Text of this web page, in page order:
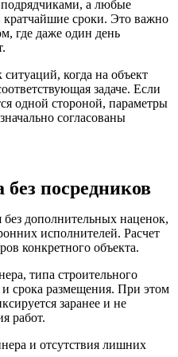
а любые
кратчайшие сроки. Это важно
где даже один день
когда на объект
задаче. Если
одной стороной, параметры
согласованы
посредников
дополнительных наценок,
исполнителей. Расчет
конкретного объекта.
типа строительного
срока размещения. При этом
заранее и не
работ.
и отсутствия лишних